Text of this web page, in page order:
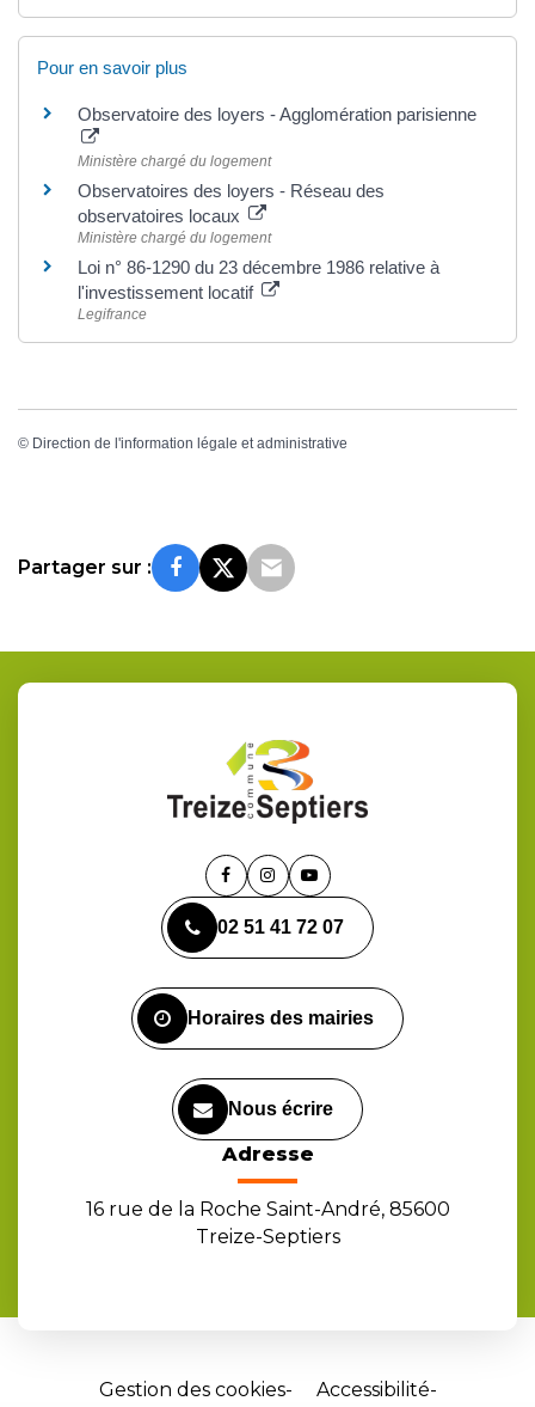
Pour en savoir plus
Observatoire des loyers - Agglomération parisienne
Ministère chargé du logement
Observatoires des loyers - Réseau des
observatoires locaux
Ministère chargé du logement
Loi n° 86-1290 du 23 décembre 1986 relative à
l'investissement locatif
Legifrance
© Direction de l'information légale et administrative
Partager sur :
Lien
le
compte
Lien
le
compte
Lien
la
chaîne
02 51 41 72 07
Horaires des mairies
Nous écrire
Adresse
16 rue de la Roche Saint-André, 85600
Treize-Septiers
Gestion des cookies
Accessibilité